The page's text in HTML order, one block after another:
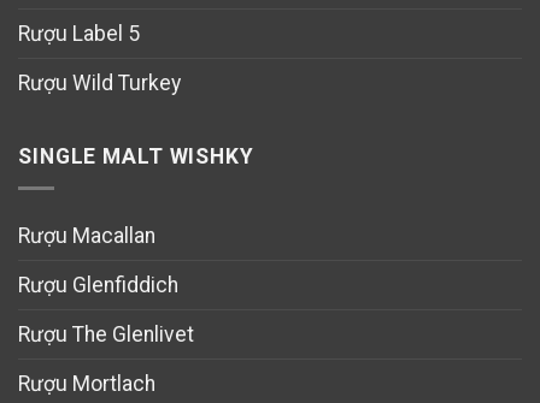
Rượu Label 5
Rượu Wild Turkey
SINGLE MALT WISHKY
Rượu Macallan
Rượu Glenfiddich
Rượu The Glenlivet
Rượu Mortlach